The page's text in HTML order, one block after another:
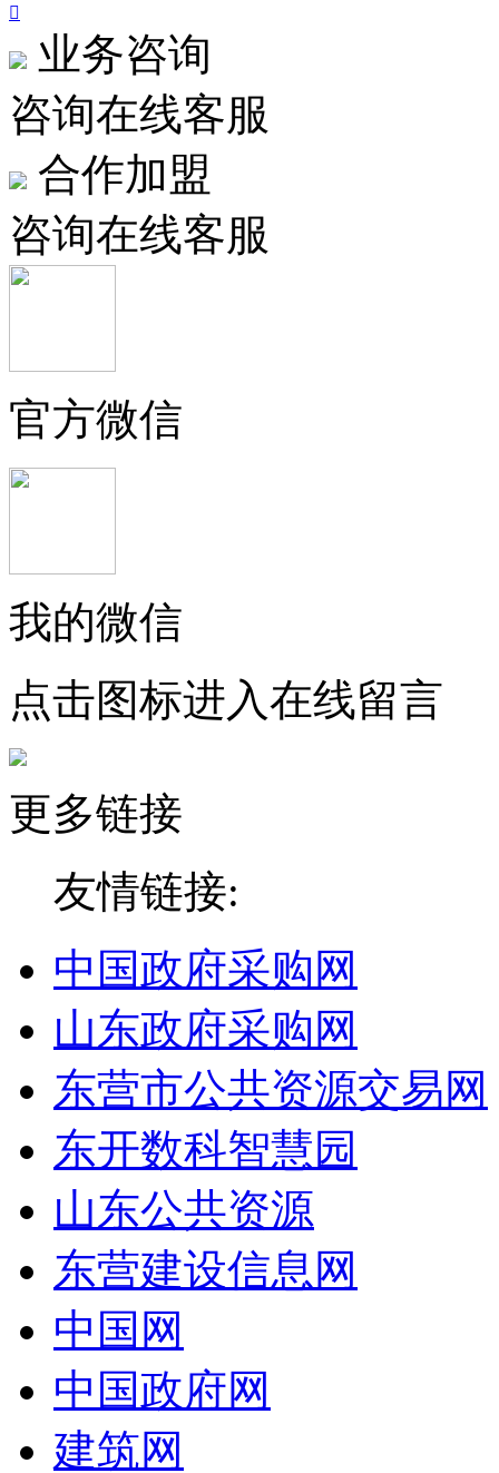

业务咨询
咨询在线客服
合作加盟
咨询在线客服
官方微信
我的微信
点击图标进入在线留言
更多链接
友情链接:
中国政府采购网
山东政府采购网
东营市公共资源交易网
东开数科智慧园
山东公共资源
东营建设信息网
中国网
中国政府网
建筑网